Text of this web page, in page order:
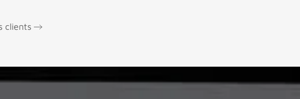
clients